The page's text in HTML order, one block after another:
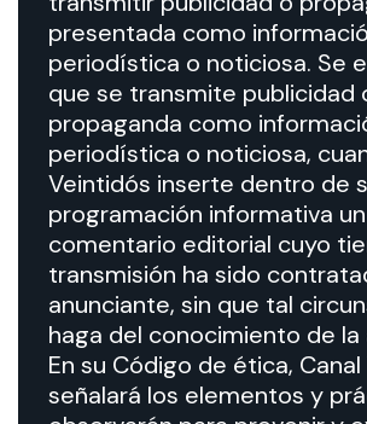
presentada como
periodística o noticiosa. Se
que se transmite publicidad
propaganda como
periodística o noticiosa,
Veintidós inserte dentro de
programación informativa
comentario editorial cuyo
transmisión ha sido
anunciante, sin que tal
haga del conocimiento de la
En su Código de ética,
señalará los elementos y